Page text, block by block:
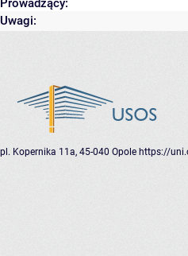
Prowadzący:
Uwagi:
pl. Kopernika 11a, 45-040 Opole https://